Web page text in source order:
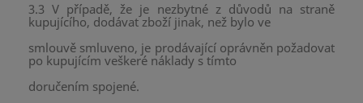
3.3 V případě, že je nezbytné z důvodů na straně
kupujícího, dodávat zboží jinak, než bylo ve
smlouvě smluveno, je prodávající oprávněn požadovat
po kupujícím veškeré náklady s tímto
doručením spojené.